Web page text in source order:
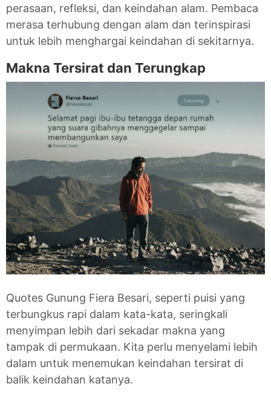
perasaan, refleksi, dan keindahan alam. Pembaca
merasa terhubung dengan alam dan terinspirasi
untuk lebih menghargai keindahan di sekitarnya.
Makna Tersirat dan Terungkap
Quotes Gunung Fiera Besari, seperti puisi yang
terbungkus rapi dalam kata-kata, seringkali
menyimpan lebih dari sekadar makna yang
tampak di permukaan. Kita perlu menyelami lebih
dalam untuk menemukan keindahan tersirat di
balik keindahan katanya.